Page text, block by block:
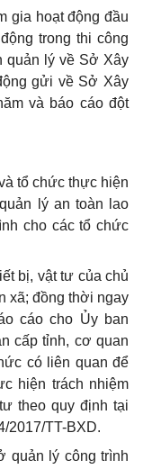
gia hoạt động đầu
trong thi công
quản lý về Sở Xây
gửi về Sở Xây
và báo cáo đột
tổ chức thực hiện
lý an toàn lao
cho các tổ chức
bị, vật tư của chủ
xã; đồng thời ngay
cáo cho Ủy ban
cấp tỉnh, cơ quan
có liên quan để
hiện trách nhiệm
theo quy định tại
2017/TT-BXD.
quản lý công trình